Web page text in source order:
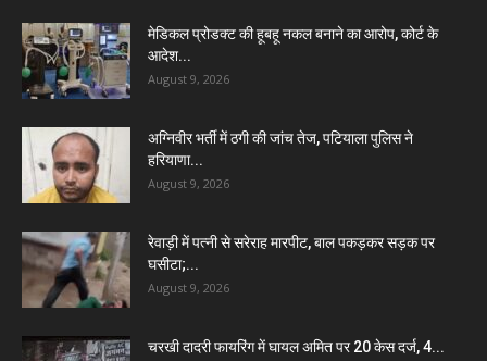
मेडिकल प्रोडक्ट की हूबहू नकल बनाने का आरोप, कोर्ट के
आदेश...
August 9, 2026
अग्निवीर भर्ती में ठगी की जांच तेज, पटियाला पुलिस ने
हरियाणा...
August 9, 2026
रेवाड़ी में पत्नी से सरेराह मारपीट, बाल पकड़कर सड़क पर
घसीटा;...
August 9, 2026
चरखी दादरी फायरिंग में घायल अमित पर 20 केस दर्ज, 4...